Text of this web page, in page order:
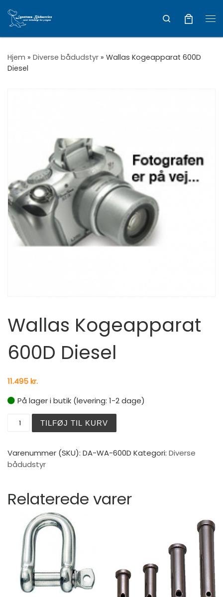
Vis hele indholdet
Search
Hjem » Diverse bådudstyr » Wallas Kogeapparat 600D
Diesel
Wallas Kogeapparat
600D Diesel
11.495kr.
På lager i butik (levering: 1-2 dage)
TILFØJ TIL KURV
Varenummer (SKU): DA-WA-600D Kategori: Diverse
bådudstyr
Relaterede varer